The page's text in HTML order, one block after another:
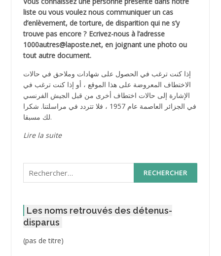
liste ou vous voulez nous communiquer un cas
d’enlèvement, de torture, de disparition qui ne s’y
trouve pas encore ? Ecrivez-nous à l’adresse
1000autres@laposte.net, en joignant une photo ou
tout autre document.
إذا كنت ترغب في الحصول على شهادات وملاحق في حالات
الاختطاف المعروضة على هذا الموقع ، أو إذا كنت ترغب في
الإشارة إلى حالات اختطاف أخرى من قبل الجيش الفرنسي
في الجزائر العاصمة عام 1957 ، فلا تتردد في مراسلتنا. شكرا
لك مسبقا.
Lire la suite
Rechercher :
Les noms retrouvés des détenus-
disparus
(pas de titre)Post